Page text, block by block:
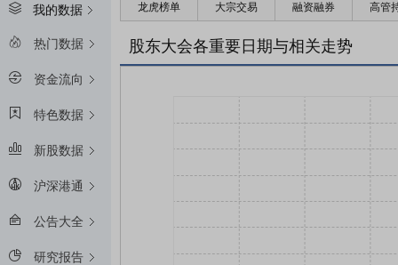
我的数据
热门数据
资金流向
特色数据
新股数据
沪深港通
公告大全
研究报告
龙虎榜单 大宗交易 融资融券 高管
股东大会各重要日期与相关走势